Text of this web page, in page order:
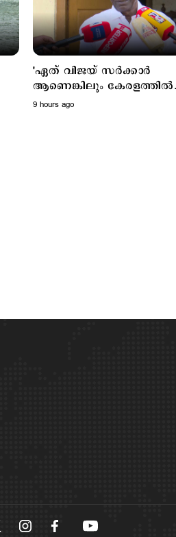
'ഏത് വിജയ് സര്‍ക്കാര്‍
ആണെങ്കിലും കേരളത്തില്‍
നടപ്പാകില്ല'; മുല്ലപ്പെരിയാര്‍
9 hours ago